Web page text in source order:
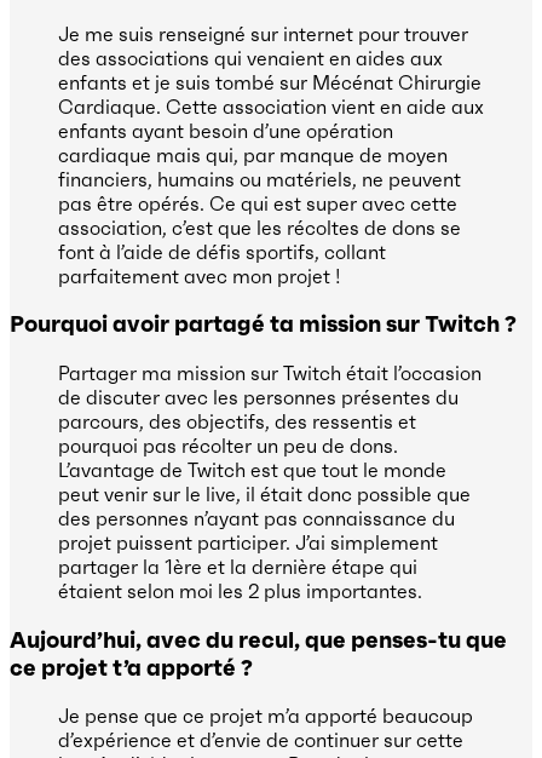
Je me suis renseigné sur internet pour trouver
des associations qui venaient en aides aux
enfants et je suis tombé sur Mécénat Chirurgie
Cardiaque. Cette association vient en aide aux
enfants ayant besoin d’une opération
cardiaque mais qui, par manque de moyen
financiers, humains ou matériels, ne peuvent
pas être opérés. Ce qui est super avec cette
association, c’est que les récoltes de dons se
font à l’aide de défis sportifs, collant
parfaitement avec mon projet !
Pourquoi avoir partagé ta mission sur Twitch ?
Partager ma mission sur Twitch était l’occasion
de discuter avec les personnes présentes du
parcours, des objectifs, des ressentis et
pourquoi pas récolter un peu de dons.
L’avantage de Twitch est que tout le monde
peut venir sur le live, il était donc possible que
des personnes n’ayant pas connaissance du
projet puissent participer. J’ai simplement
partager la 1ère et la dernière étape qui
étaient selon moi les 2 plus importantes.
Aujourd’hui, avec du recul, que penses-tu que
ce projet t’a apporté ?
Je pense que ce projet m’a apporté beaucoup
d’expérience et d’envie de continuer sur cette